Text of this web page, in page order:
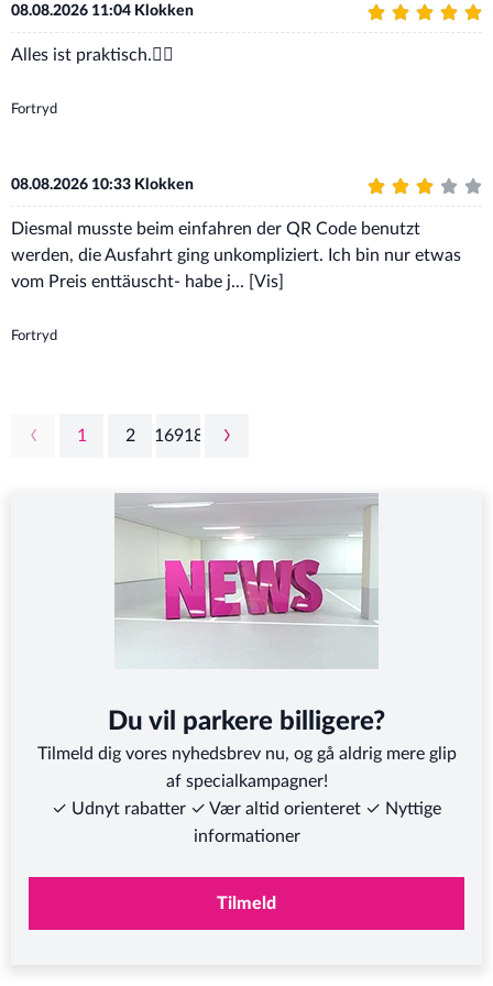
08.08.2026 11:04 Klokken
Alles ist praktisch.👍🏼
Fortryd
08.08.2026 10:33 Klokken
Diesmal musste beim einfahren der QR Code benutzt
werden, die Ausfahrt ging unkompliziert. Ich bin nur etwas
vom Preis enttäuscht- habe j...
[Vis]
Fortryd
1 2 16918
Du vil parkere billigere?
Tilmeld dig vores nyhedsbrev nu, og gå aldrig mere glip
af specialkampagner!
✓ Udnyt rabatter ✓ Vær altid orienteret ✓ Nyttige
informationer
Tilmeld